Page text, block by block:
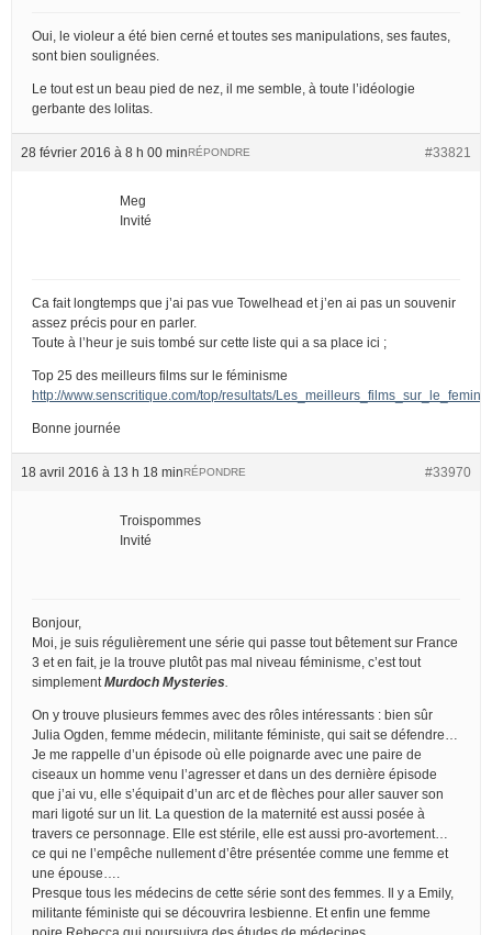
Oui, le violeur a été bien cerné et toutes ses manipulations, ses fautes,
sont bien soulignées.
Le tout est un beau pied de nez, il me semble, à toute l’idéologie
gerbante des lolitas.
28 février 2016 à 8 h 00 min #33821
RÉPONDRE
Meg
Invité
Ca fait longtemps que j’ai pas vue Towelhead et j’en ai pas un souvenir
assez précis pour en parler.
Toute à l’heur je suis tombé sur cette liste qui a sa place ici ;
Top 25 des meilleurs films sur le féminisme
http://www.senscritique.com/top/resultats/
Bonne journée
18 avril 2016 à 13 h 18 min #33970
RÉPONDRE
Troispommes
Invité
Bonjour,
Moi, je suis régulièrement une série qui passe tout bêtement sur France
3 et en fait, je la trouve plutôt pas mal niveau féminisme, c’est tout
simplement Murdoch Mysteries
On y trouve plusieurs femmes avec des rôles intéressants : bien sûr
Julia Ogden, femme médecin, militante féministe, qui sait se défendre…
Je me rappelle d’un épisode où elle poignarde avec une paire de
ciseaux un homme venu l’agresser et dans un des dernière épisode
que j’ai vu, elle s’équipait d’un arc et de flèches pour aller sauver son
mari ligoté sur un lit. La question de la maternité est aussi posée à
travers ce personnage. Elle est stérile, elle est aussi pro-avortement…
ce qui ne l’empêche nullement d’être présentée comme une femme et
une épouse….
Presque tous les médecins de cette série sont des femmes. Il y a Emily,
militante féministe qui se découvrira lesbienne. Et enfin une femme